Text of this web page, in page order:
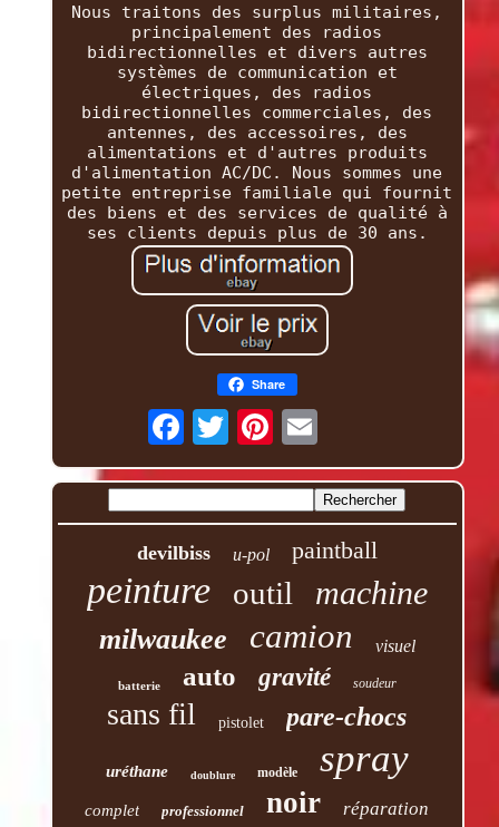
Nous traitons des surplus militaires,
principalement des radios
bidirectionnelles et divers autres
systèmes de communication et
électriques, des radios
bidirectionnelles commerciales, des
antennes, des accessoires, des
alimentations et d'autres produits
d'alimentation AC/DC. Nous sommes une
petite entreprise familiale qui fournit
des biens et des services de qualité à
ses clients depuis plus de 30 ans.
Share
devilbiss u-pol paintball
peinture outil machine
milwaukee camion visuel
batterie auto gravité soudeur
sans fil pistolet pare-chocs
uréthane doublure modèle spray
complet professionnel noir réparation